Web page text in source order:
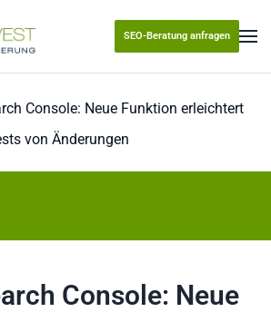
SEO-Beratung anfragen
Console: Neue Funktion erleichtert
von Änderungen
Console: Neue